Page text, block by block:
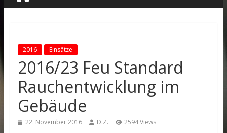
2016 Einsätze
2016/23 Feu Standard
Rauchentwicklung im
Gebäude
22. November 2016 D.Z. 2594 Views